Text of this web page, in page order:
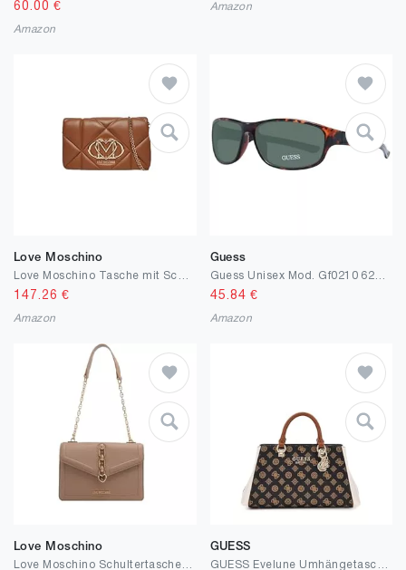
60.00 €
Amazon
Amazon
Love Moschino
147.26 €
Amazon
Guess
45.84 €
Amazon
Love Moschino
GUESS